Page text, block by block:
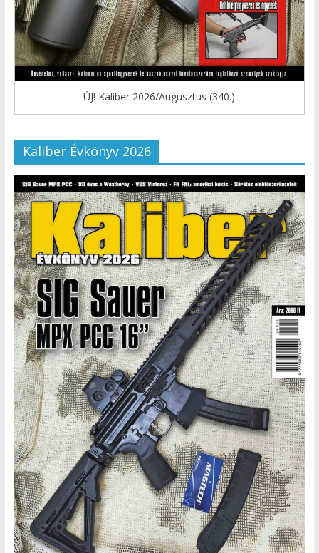
ÚJ! Kaliber 2026/Augusztus (340.)
Kaliber Évkönyv 2026